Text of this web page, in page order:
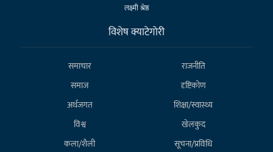
लक्ष्मी श्रेष्ठ
विशेष क्याटेगाेरी
समाचार
राजनीति
समाज
दृष्टिकोण
अर्थजगत
शिक्षा/स्वास्थ्य
विश्व
खेलकुद
कला/शैली
सूचना/प्रविधि